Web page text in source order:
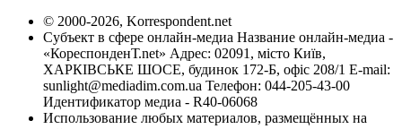
© 2000-2026, Korrespondent.net
Субъект в сфере онлайн-медиа Название онлайн-медиа -
«КореспонденТ.net» Адрес: 02091, місто Київ,
ХАРКІВСЬКЕ ШОСЕ, будинок 172-Б, офіс 208/1 E-mail:
sunlight@mediadim.com.ua Телефон: 044-205-43-00
Идентификатор медиа - R40-06068
Использование любых материалов, размещённых на